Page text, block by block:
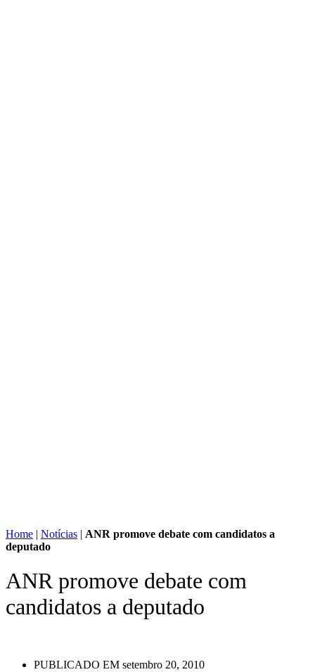
Home | Notícias | ANR promove debate com candidatos a
deputado
ANR promove debate com
candidatos a deputado
PUBLICADO EM setembro 20, 2010